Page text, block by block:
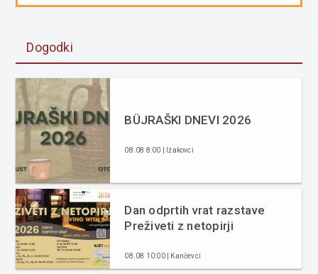
Dogodki
BÜJRAŠKI DNEVI 2026
08.08 8:00 | Ižakovci
Dan odprtih vrat razstave
Preživeti z netopirji
08.08 10:00 | Kančevci